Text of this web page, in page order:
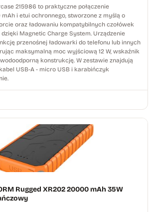
215986 to praktyczne połączenie
i etui ochronnego, stworzone z myślą o
oraz ładowaniu kompatybilnych czołówek
Magnetic Charge System. Urządzenie
przenośnej ładowarki do telefonu lub innych
maksymalną moc wyjściową 12 W, wskaźnik
konstrukcję. W zestawie znajdują
USB-A - micro USB i karabińczyk
Rugged XR202 20000 mAh 35W